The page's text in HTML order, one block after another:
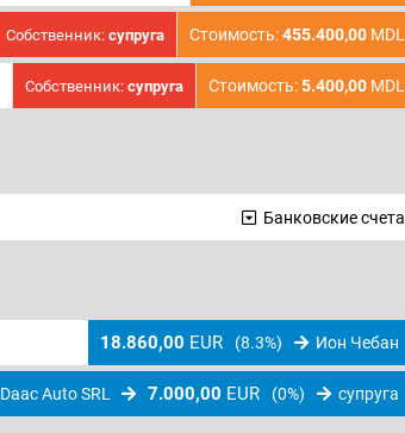
Стоимость:455.400,00 MDL
Собственник: супруга
Стоимость:5.400,00 MDL
Собственник: супруга
Банковские счета
Ион Чебан
(8.3%)
18.860,00 EUR
супруга
(0%)
7.000,00 EUR
Daac Auto SRL